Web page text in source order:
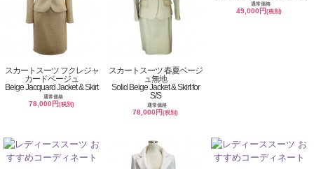
スカートスーツ フクレジャ
カードベージュ
Beige Jacquard Jacket & Skirt
通常価格
78,000円(税別)
スカートスーツ 春夏ベージ
ュ無地
Solid Beige Jacket & Skirt for
S/S
通常価格
78,000円(税別)
通常価格
49,000円(税別)